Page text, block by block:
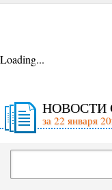
Loading...
НОВОСТИ
за 22 января